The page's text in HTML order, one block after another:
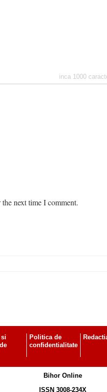
inca 1000
next time I comment.
Politica de
confidentialitate
Bihor Online
ISSN 3008-234X